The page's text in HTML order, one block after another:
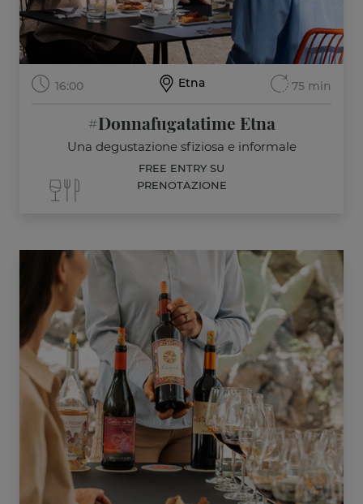
16:00 Etna 75 min
#Donnafugatatime Etna
Una degustazione sfiziosa e informale
FREE ENTRY SU
PRENOTAZIONE